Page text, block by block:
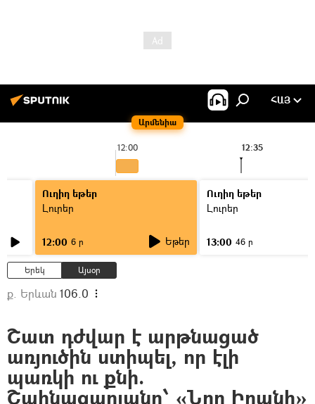
Արմենիա
ՀԱՅ
12:00 12:35
Ուղիղ եթեր
Լուրեր
12:00 6 ր Եթեր
Ուղիղ եթեր
Լուրեր
13:00 46 ր
Երեկ Այսօր
ք. Երևան 106.0
Շատ դժվար է արթնացած
առյուծին ստիպել, որ էլի
պառկի ու քնի.
Շահնազարյանը՝ «Նոր Իրանի»